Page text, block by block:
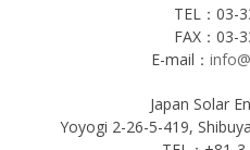
TEL：03-
FAX：03-
E-mail：
Japan Solar
Yoyogi 2-26-5-419,